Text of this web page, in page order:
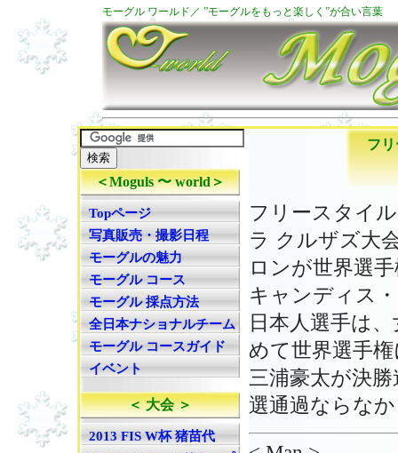
モーグル ワールド／ ”モーグルをもっと楽しく”が合い言葉
フ
フリースタイ
ラ クルザズ大
ロンが世界選
キャンディス
日本人選手は
めて世界選手
三浦豪太が決
選通過ならな
＜Moguls 〜 world＞
Topページ
写真販売・撮影日程
モーグルの魅力
モーグル コース
モーグル 採点方法
全日本ナショナルチーム
モーグル コースガイド
イベント
＜ 大会 ＞
2013 FIS W杯 猪苗代